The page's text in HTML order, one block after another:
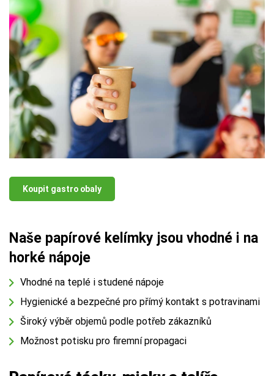
Koupit gastro obaly
Naše papírové kelímky jsou vhodné i na
horké nápoje
Vhodné na teplé i studené nápoje
Hygienické a bezpečné pro přímý kontakt s potravinami
Široký výběr objemů podle potřeb zákazníků
Možnost potisku pro firemní propagaci